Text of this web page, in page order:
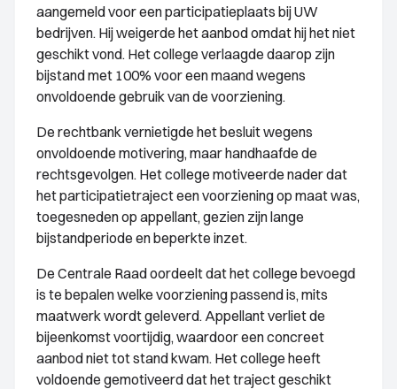
aangemeld voor een participatieplaats bij UW
bedrijven. Hij weigerde het aanbod omdat hij het niet
geschikt vond. Het college verlaagde daarop zijn
bijstand met 100% voor een maand wegens
onvoldoende gebruik van de voorziening.
De rechtbank vernietigde het besluit wegens
onvoldoende motivering, maar handhaafde de
rechtsgevolgen. Het college motiveerde nader dat
het participatietraject een voorziening op maat was,
toegesneden op appellant, gezien zijn lange
bijstandperiode en beperkte inzet.
De Centrale Raad oordeelt dat het college bevoegd
is te bepalen welke voorziening passend is, mits
maatwerk wordt geleverd. Appellant verliet de
bijeenkomst voortijdig, waardoor een concreet
aanbod niet tot stand kwam. Het college heeft
voldoende gemotiveerd dat het traject geschikt